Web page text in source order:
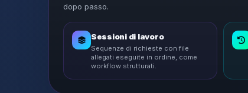
dopo passo.
Sessioni di lavoro
Sequenze di richieste con file
allegati eseguite in ordine, come
workflow strutturati.